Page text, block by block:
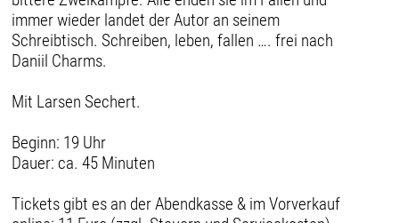
immer wieder landet der Autor an seinem
Schreibtisch. Schreiben, leben, fallen …. frei nach
Daniil Charms.
Mit Larsen Sechert.
Beginn: 19 Uhr
Dauer: ca. 45 Minuten
Tickets gibt es an der Abendkasse & im Vorverkauf